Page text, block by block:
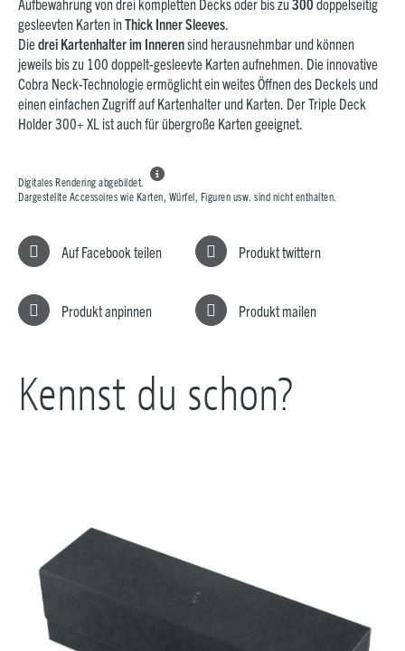
Aufbewahrung von drei kompletten Decks oder bis zu 300 doppelseitig
gesleevten Karten inThick Inner Sleeves.
Die drei Kartenhalter im Innerensind herausnehmbar und können
jeweils bis zu 100 doppelt-gesleevte Karten aufnehmen. Die innovative
Cobra Neck-Technologie ermöglicht ein weites Öffnen des Deckels und
einen einfachen Zugriff auf Kartenhalter und Karten. Der Triple Deck
Holder 300+ XL ist auch für übergroße Karten geeignet.
Digitales Rendering abgebildet.

Dargestellte Accessoires wie Karten, Würfel, Figuren usw. sind nicht enthalten.
Auf Facebook teilen Produkt twittern
Produkt anpinnen Produkt mailen
Kennst du schon?